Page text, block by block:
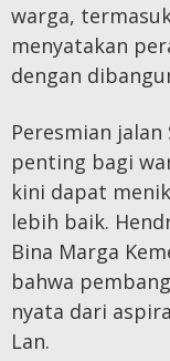
warga,
menyatakan
dengan
Peresmian jalan
penting bagi
kini dapat
lebih baik.
Bina Marga
bahwa
nyata dari
Lan.